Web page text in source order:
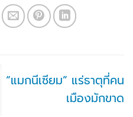
“แมกนีเซียม” แร่ธาตุที่คน
เมืองมักขาด